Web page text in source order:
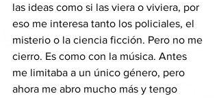
las ideas como si las viera o viviera, por
eso me interesa tanto los policiales, el
misterio o la ciencia ficción. Pero no me
cierro. Es como con la música. Antes
me limitaba a un único género, pero
ahora me abro mucho más y tengo